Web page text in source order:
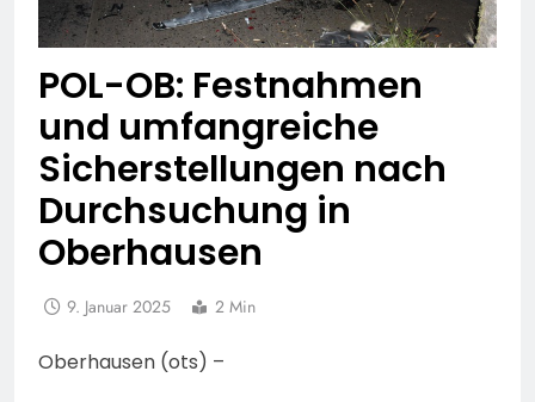
POL-OB: Festnahmen
und umfangreiche
Sicherstellungen nach
Durchsuchung in
Oberhausen
9. Januar 2025 2 Min
Oberhausen (ots) –